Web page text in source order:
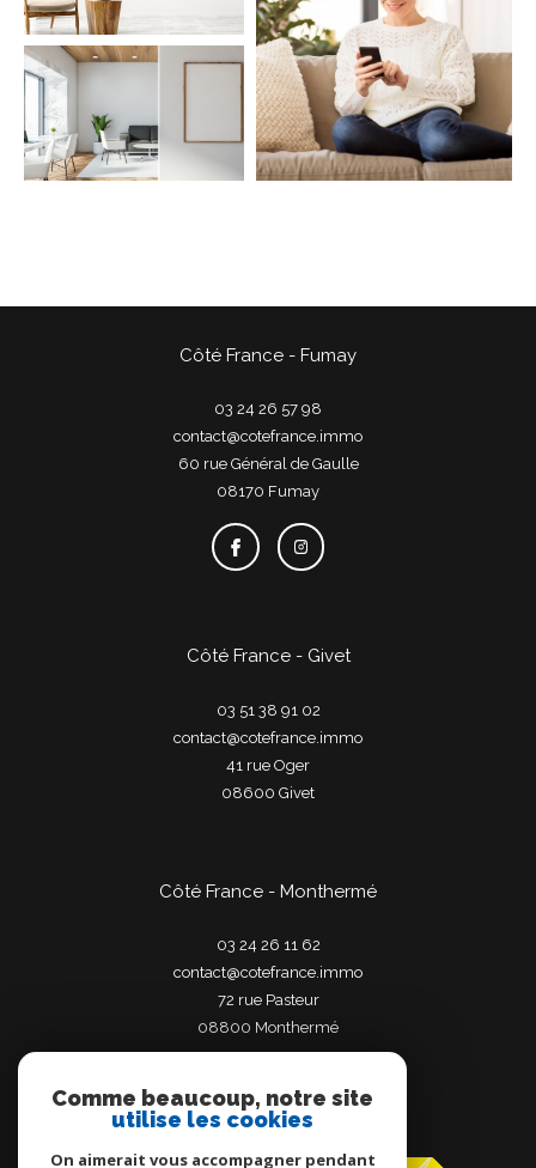
Côté France - Fumay
03 24 26 57 98
contact@cotefrance.immo
60 rue Général de Gaulle
08170
fumay
Côté France - Givet
03 51 38 91 02
contact@cotefrance.immo
41 rue Oger
08600
givet
Côté France - Monthermé
03 24 26 11 62
contact@cotefrance.immo
72 rue Pasteur
08800
monthermé
Adhérents
Comme beaucoup, notre site
utilise les cookies
On aimerait vous accompagner pendant
TERRASSE PARKING PISCINE
FILTRER PAR
COUPS DE COEUR
EXCLUSIVITÉS NOUVEAUTÉS